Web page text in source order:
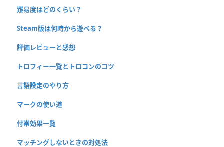
難易度はどのくらい？
Steam版は何時から遊べる？
評価レビューと感想
トロフィー一覧とトロコンのコツ
言語設定のやり方
マークの使い道
付帯効果一覧
マッチングしないときの対処法